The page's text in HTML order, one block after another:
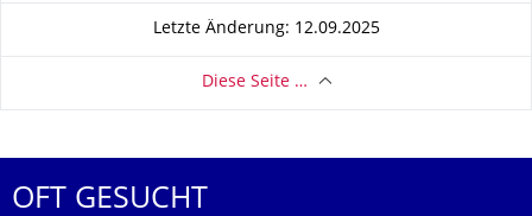
Letzte Änderung: 12.09.2025
Diese Seite …
OFT GESUCHT